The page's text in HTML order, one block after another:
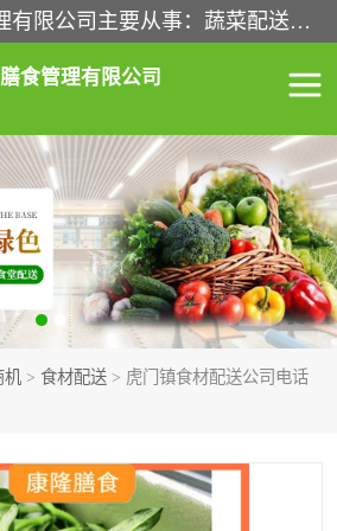
东莞市康隆膳食管理有限公司主要从事：蔬菜配送、食堂承包、企业工厂食堂承包、机关单位食堂承包、调味品配送、粮油配送、干货配送、副食配送、水果配送、海鲜配送等业务，东莞蔬菜配送电话，咨询在线客服。
食管理有限公司
机 > 食材配送 > 虎门镇食材配送公司电话
蔬菜配送
鲜肉配送
食材配送
企业工厂食堂承包
副食配送